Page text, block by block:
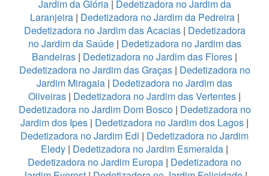
Jardim da Glória| Dedetizadora no Jardim da
Laranjeira| Dedetizadora no Jardim da Pedreira|
Dedetizadora no Jardim das Acacias| Dedetizadora
no Jardim da Saúde| Dedetizadora no Jardim das
Bandeiras | Dedetizadora no Jardim das Flores |
Dedetizadora no Jardim das Graças| Dedetizadora no
Jardim Miragaia | Dedetizadora no Jardim das
Oliveiras | Dedetizadora no Jardim das Vertentes |
Dedetizadora no Jardim Dom Bosco| Dedetizadora no
Jardim dos Ipes | Dedetizadora no Jardim dos Lagos |
Dedetizadora no Jardim Edi | Dedetizadora no Jardim
Eledy | Dedetizadora no Jardim Esmeralda |
Dedetizadora no Jardim Europa | Dedetizadora no